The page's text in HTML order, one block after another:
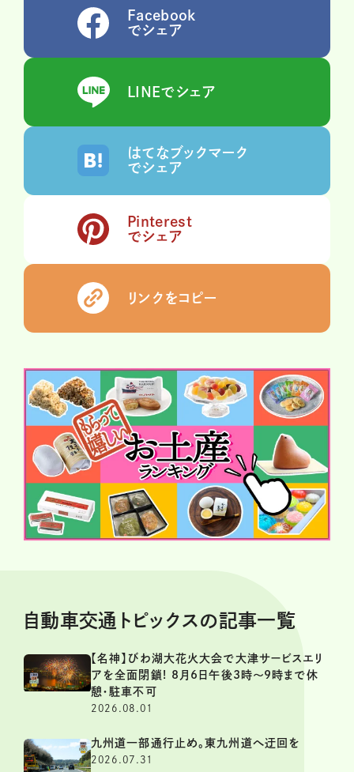
Facebook
でシェア
LINEでシェア
はてなブックマーク
でシェア
Pinterest
でシェア
リンクをコピー
自動車交通トピックスの記事一覧
【名神】びわ湖大花火大会で大津サービスエリ
アを全面閉鎖! 8月6日午後3時～9時まで休
憩・駐車不可
2026.08.01
九州道一部通行止め。東九州道へ迂回を
2026.07.31